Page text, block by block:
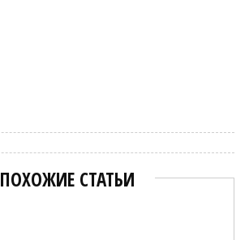
ПОХОЖИЕ СТАТЬИ